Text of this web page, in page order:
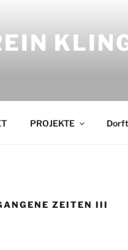
PROJEKTE
ZEITEN III